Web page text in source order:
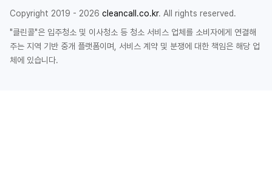
Copyright 2019 - 2026 cleancall.co.kr. All rights reserved.
"클린콜"은 입주청소 및 이사청소 등 청소 서비스 업체를 소비자에게 연결해
주는 지역 기반 중개 플랫폼이며, 서비스 계약 및 분쟁에 대한 책임은 해당 업
체에 있습니다.